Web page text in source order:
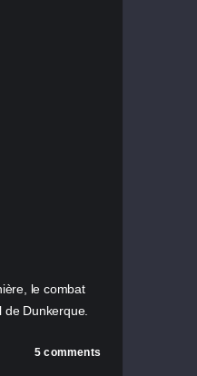
le combat
de Dunkerque.
5 comments